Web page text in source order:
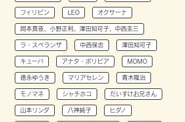
フィリピン LEO オクサーナ
岡本真夜、小野正利、澤田知可子、中西圭三
ラ・スペランザ 中西保志 澤田知可子
キューバ アナタ・ボリビア MOMO
徳永ゆうき マリアセレン 青木隆治
モノマネ シャチホコ だいすけお兄さん
山本リンダ 八神純子 ヒダノ